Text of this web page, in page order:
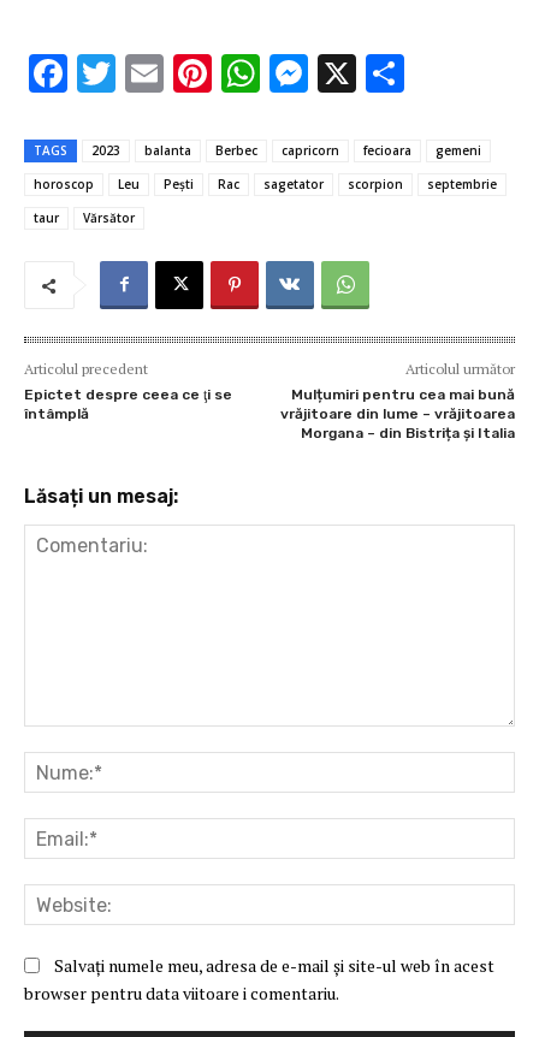
F
e
b
o
T
it
te
r
E
ai
l
Pi
er
es
W
at
s
p
p
M
se
n
er
X
ta
je
TAGS 2023 balanta Berbec capricorn fecioara
gemeni
horoscop
Leu Peşti Rac sagetator scorpion
septembrie
taur
Vărsător
Articolul precedent
Epictet despre ceea ce ţi se
întâmplă
Articolul următor
Mulțumiri pentru cea mai bună
vrăjitoare din lume – vrăjitoarea
Morgana – din Bistrița și Italia
Lăsați un mesaj:
Salvați numele meu, adresa de e-mail și site-ul web în acest
browser pentru data viitoare i comentariu.